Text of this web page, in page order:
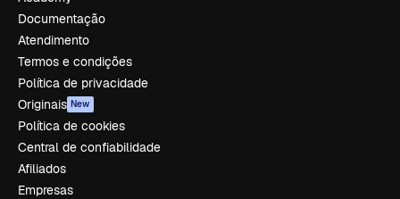
Documentação
Atendimento
Termos e condições
Política de privacidade
Originais New
Política de cookies
Central de confiabilidade
Afiliados
Empresas